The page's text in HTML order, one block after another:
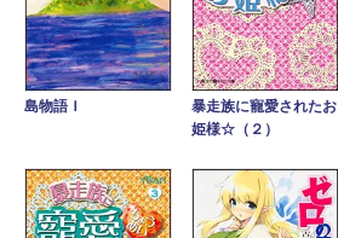
島物語Ｉ
暴走族に寵愛されたお
姫様☆（２）